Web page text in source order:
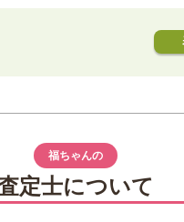
く評価される！国連切手の
特徴
リーズ（Flag Series）
福ちゃんの
定士について